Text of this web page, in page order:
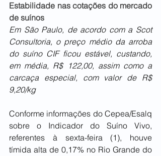
Estabilidade nas cotações do mercado
de suínos
Em São Paulo, de acordo com a Scot
Consultoria, o preço médio da arroba
do suíno CIF ficou estável, custando,
em média, R$ 122,00, assim como a
carcaça especial, com valor de R$
9,20/kg
Conforme informações do Cepea/Esalq
sobre o Indicador do Suíno Vivo,
referentes à sexta-feira (1), houve
tímida alta de 0,17% no Rio Grande do